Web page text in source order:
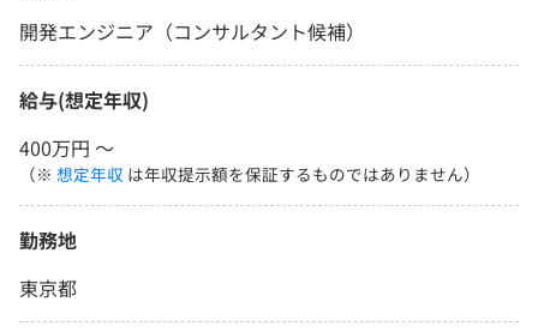
開発エンジニア（コンサルタント候補）
給与(想定年収)
400万円 〜
（※ 想定年収 は年収提示額を保証するものではありません）
勤務地
東京都